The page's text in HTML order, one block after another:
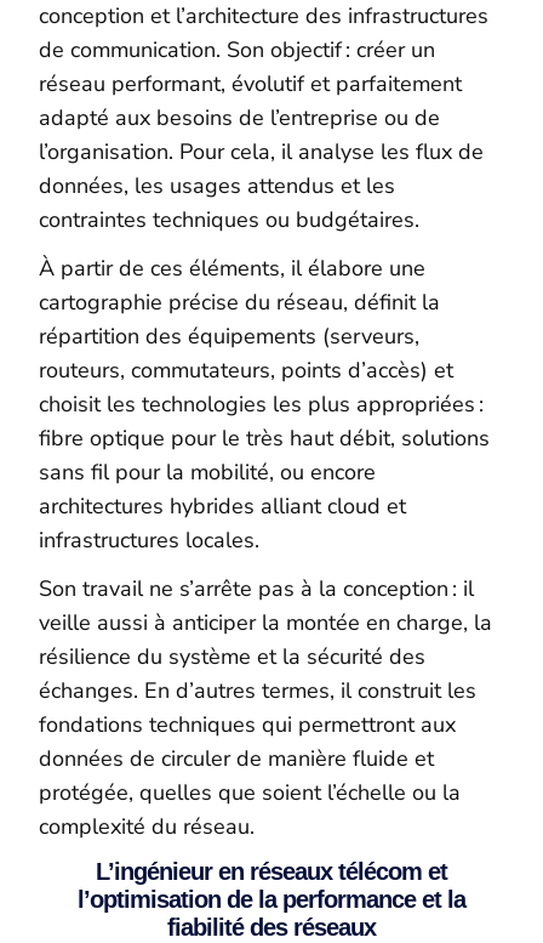
conception et l’architecture des infrastructures
de communication. Son objectif : créer un
réseau performant, évolutif et parfaitement
adapté aux besoins de l’entreprise ou de
l’organisation. Pour cela, il analyse les flux de
données, les usages attendus et les
contraintes techniques ou budgétaires.
À partir de ces éléments, il élabore une
cartographie précise du réseau, définit la
répartition des équipements (serveurs,
routeurs, commutateurs, points d’accès) et
choisit les technologies les plus appropriées :
fibre optique pour le très haut débit, solutions
sans fil pour la mobilité, ou encore
architectures hybrides alliant cloud et
infrastructures locales.
Son travail ne s’arrête pas à la conception : il
veille aussi à anticiper la montée en charge, la
résilience du système et la sécurité des
échanges. En d’autres termes, il construit les
fondations techniques qui permettront aux
données de circuler de manière fluide et
protégée, quelles que soient l’échelle ou la
complexité du réseau.
L’ingénieur en réseaux télécom et
l’optimisation de la performance et la
fiabilité des réseaux